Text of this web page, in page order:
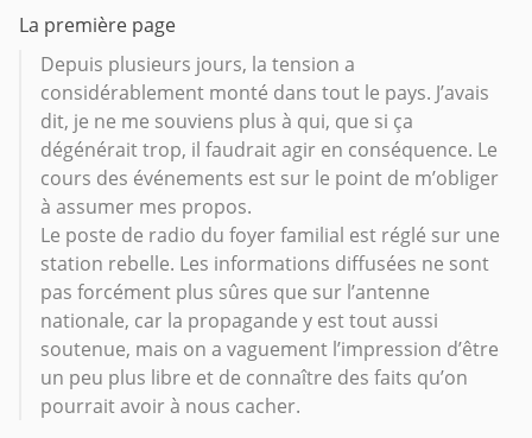
La première page
Depuis plusieurs jours, la tension a
considérablement monté dans tout le pays. J’avais
dit, je ne me souviens plus à qui, que si ça
dégénérait trop, il faudrait agir en conséquence. Le
cours des événements est sur le point de m’obliger
à assumer mes propos.
Le poste de radio du foyer familial est réglé sur une
station rebelle. Les informations diffusées ne sont
pas forcément plus sûres que sur l’antenne
nationale, car la propagande y est tout aussi
soutenue, mais on a vaguement l’impression d’être
un peu plus libre et de connaître des faits qu’on
pourrait avoir à nous cacher.